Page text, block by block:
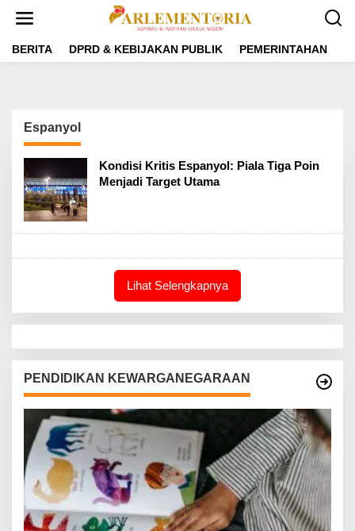
t
BERITA DPRD & KEBIJAKAN PUBLIK PEMERINTAHAN
Espanyol
Kondisi Kritis Espanyol: Piala Tiga Poin
Menjadi Target Utama
Lihat Selengkapnya
PENDIDIKAN KEWARGANEGARAAN